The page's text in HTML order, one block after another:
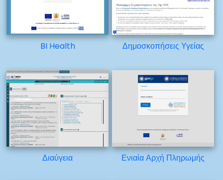
BI Health Δημοσκοπήσεις Υγείας
Διαύγεια Ενιαία Αρχή Πληρωμής